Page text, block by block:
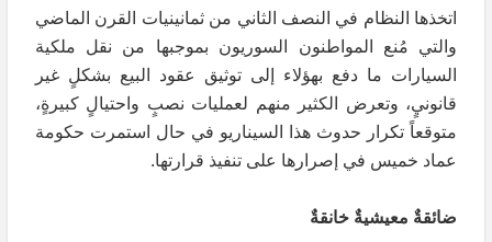
اتخذها النظام في النصف الثاني من ثمانينيات القرن الماضي
والتي مُنع المواطنون السوريون بموجبها من نقل ملكية
السيارات ما دفع بهؤلاء إلى توثيق عقود البيع بشكلٍ غير
قانونيٍ، وتعرض الكثير منهم لعمليات نصبٍ واحتيالٍ كبيرةٍ،
متوقعاً تكرار حدوث هذا السيناريو في حال استمرت حكومة
عماد خميس في إصرارها على تنفيذ قرارتها.
ضائقةٌ معيشيةٌ خانقةٌ